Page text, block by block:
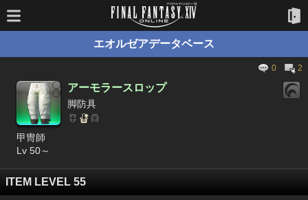
エオルゼアデータベース
0 2
アーモラースロップ
脚防具
甲冑師
Lv 50～
ITEM LEVEL 55